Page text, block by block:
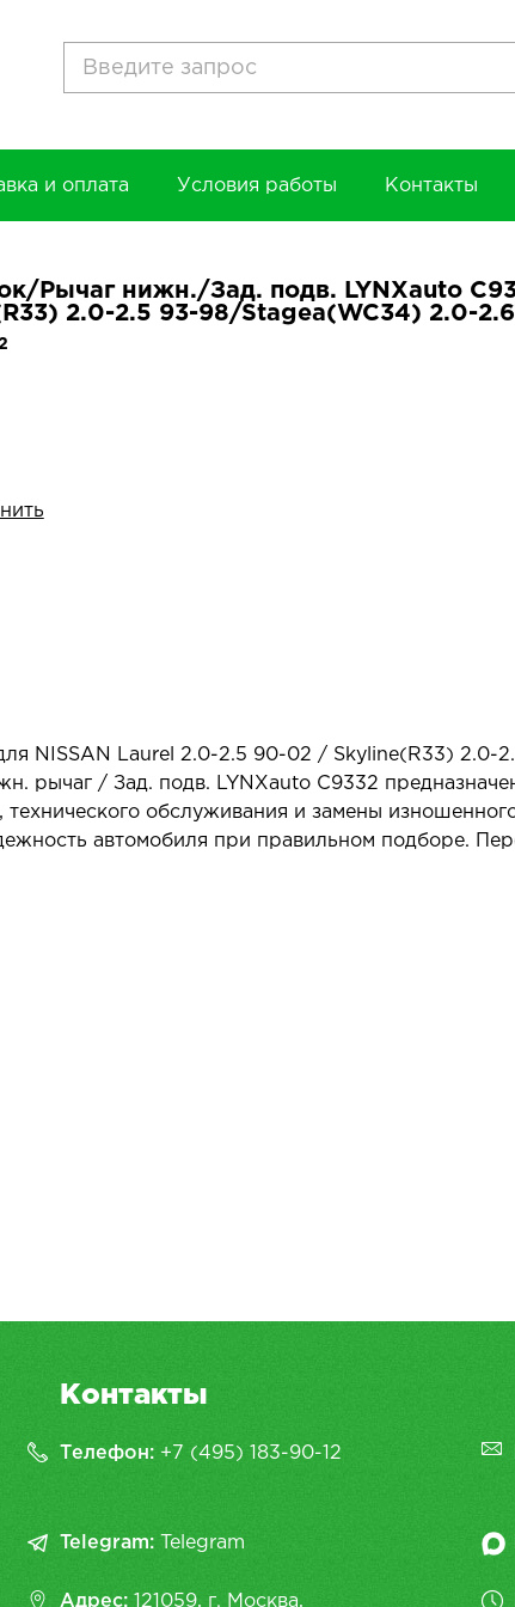
и оплата Условия работы Контакты
Рычаг нижн./Зад. подв. LYNXauto
2.0-2.5 93-98/Stagea(WC34) 2.0-
NISSAN Laurel 2.0-2.5 90-02 / Skyline(R33) 2.0-
рычаг / Зад. подв. LYNXauto C9332
обслуживания и замены
автомобиля при правильном подборе.
Контакты
Телефон: +7 (495) 183-90-12
Telegram: Telegram
Адрес: 121059, г. Москва,